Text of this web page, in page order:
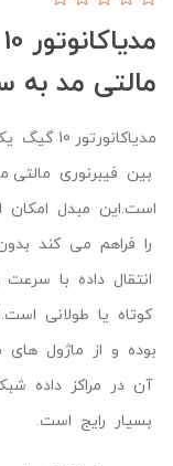
مالتی مد به
است.این مبدل امکان
را فراهم می کند
بوده و از ماژول های
آن در مراکز داده
بسیار رایج است.